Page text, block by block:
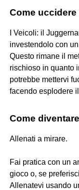
Come
I Veicoli: il
investendolo con
Questo rimane il
rischioso in quanto
potrebbe mettervi
facendo esplodere
Come
Allenati a mirare.
Fai pratica con un
gioco o, se
Allenatevi usando